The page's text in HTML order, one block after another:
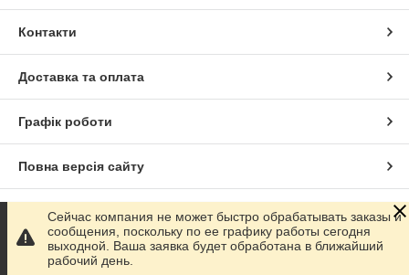
Контакти
Доставка та оплата
Графік роботи
Повна версія сайту
Сайт створено на маркетплейсі Prom.ua
Політика конфіденційності
Сейчас компания не может быстро обрабатывать заказы и
сообщения, поскольку по ее графику работы сегодня
выходной. Ваша заявка будет обработана в ближайший
рабочий день.